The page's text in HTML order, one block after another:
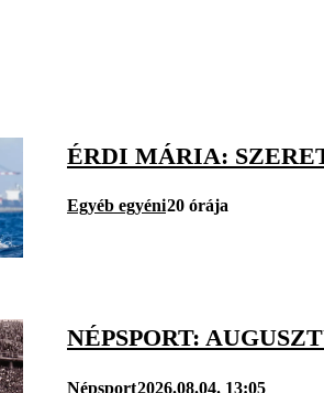
ÉRDI MÁRIA:
Egyéb egyéni20 órája
NÉPSPORT:
Népsport2026.08.04. 13:05